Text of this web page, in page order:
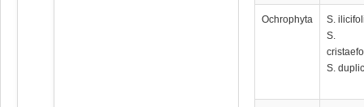
Ochrophyta
S.
S.
S.